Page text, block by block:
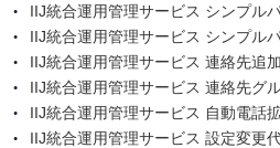
IIJ統合運用管理サービス シンプル
IIJ統合運用管理サービス シンプル
IIJ統合運用管理サービス 連絡先追
IIJ統合運用管理サービス 連絡先グ
IIJ統合運用管理サービス 自動電話
IIJ統合運用管理サービス 設定変更